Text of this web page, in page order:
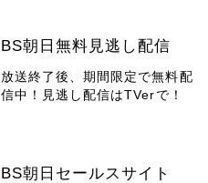
BS朝日無料見逃し配信
放送終了後、期間限定で無料配
信中！見逃し配信はTVerで！
BS朝日セールスサイト